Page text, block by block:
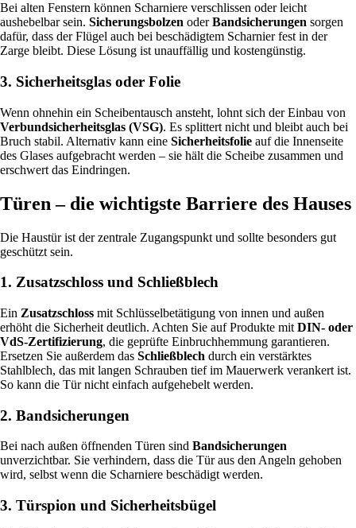
Bei alten Fenstern können Scharniere verschlissen oder leicht
aushebelbar sein. Sicherungsbolzen oderBandsicherungen sorgen
dafür, dass der Flügel auch bei beschädigtem Scharnier fest in der
Zarge bleibt. Diese Lösung ist unauffällig und kostengünstig.
3. Sicherheitsglas oder Folie
Wenn ohnehin ein Scheibentausch ansteht, lohnt sich der Einbau von
Verbundsicherheitsglas (VSG). Es splittert nicht und bleibt auch bei
Bruch stabil. Alternativ kann eine Sicherheitsfolie auf die Innenseite
des Glases aufgebracht werden – sie hält die Scheibe zusammen und
erschwert das Eindringen.
Türen – die wichtigste Barriere des Hauses
Die Haustür ist der zentrale Zugangspunkt und sollte besonders gut
geschützt sein.
1. Zusatzschloss und Schließblech
Ein Zusatzschloss mit Schlüsselbetätigung von innen und außen
erhöht die Sicherheit deutlich. Achten Sie auf Produkte mit DIN- oder
VdS-Zertifizierung, die geprüfte Einbruchhemmung garantieren.
Ersetzen Sie außerdem das Schließblech durch ein verstärktes
Stahlblech, das mit langen Schrauben tief im Mauerwerk verankert ist.
So kann die Tür nicht einfach aufgehebelt werden.
2. Bandsicherungen
Bei nach außen öffnenden Türen sind Bandsicherungen
unverzichtbar. Sie verhindern, dass die Tür aus den Angeln gehoben
wird, selbst wenn die Scharniere beschädigt werden.
3. Türspion und Sicherheitsbügel